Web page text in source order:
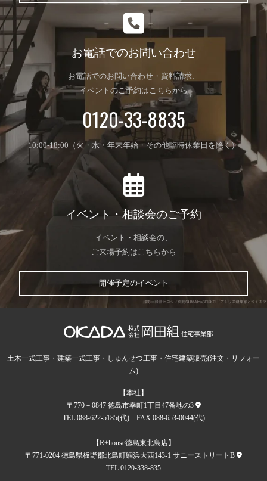
お電話でのお問い合わせ
お電話でのお問い合わせ・資料請求、
イベントのご予約はこちらから
0120-33-8835
10:00-18:00（火・水・年末年始・その他臨時休業日を除く）
イベント・相談会のご予約
イベント・相談会の、
ご来場予約はこちらから
開催予定のイベント
土木一式工事・建築一式工事・しゅんせつ工事・住宅建築販売(注文・リフォー
ム)
【本社】
〒770－0847 徳島市幸町1丁目47番地の3
TEL 088-622-5185(代) FAX 088-653-0044(代)
【R+house徳島東北島店】
〒771-0204 徳島県板野郡北島町鯛浜大西143-1 サニーストリートB
TEL 0120-338-835